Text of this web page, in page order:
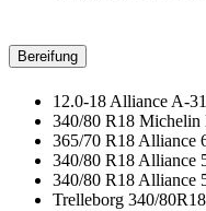
Bereifung
12.0-18 Alliance A-
340/80 R18
365/70 R18 Alliance
340/80 R18 Alliance
340/80 R18 Alliance
Trelleborg 340/